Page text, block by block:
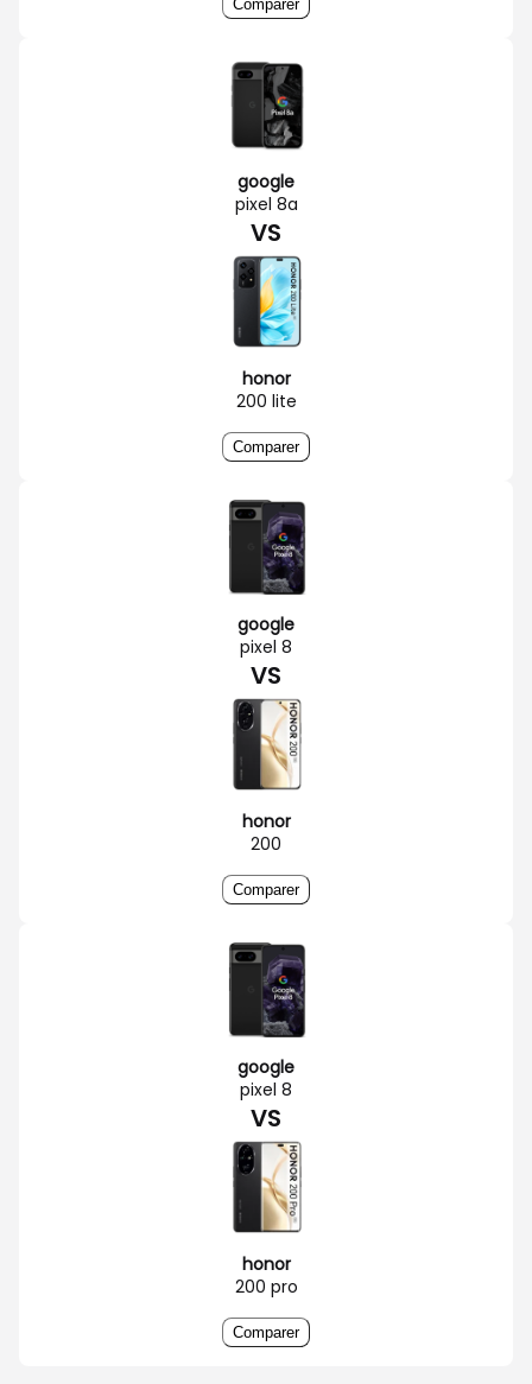
Comparer
google
pixel 8a
VS
honor
200 lite
Comparer
google
pixel 8
VS
honor
200
Comparer
google
pixel 8
VS
honor
200 pro
Comparer